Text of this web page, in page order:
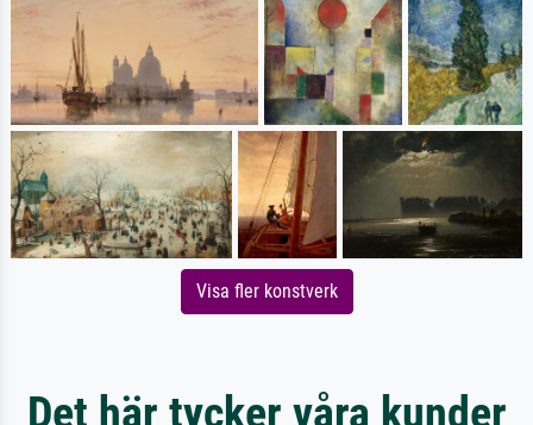
Visa fler konstverk
Det här tycker våra kunder